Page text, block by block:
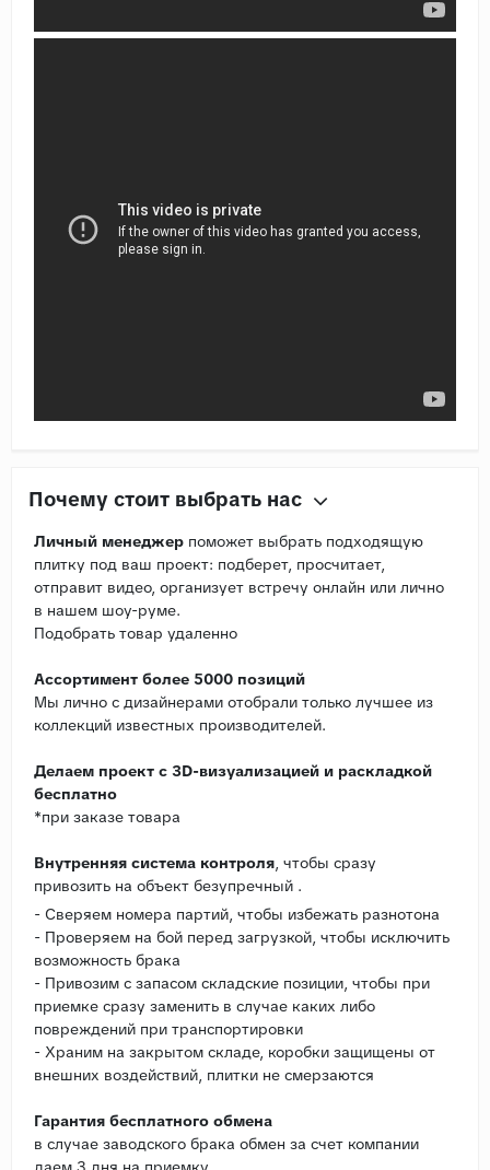
Почему стоит выбрать нас
Личный менеджер поможет выбрать подходящую
плитку под ваш проект: подберет, просчитает,
отправит видео, организует встречу онлайн или лично
в нашем шоу-руме.
Подобрать товар удаленно
Ассортимент более 5000 позиций
Мы лично с дизайнерами отобрали только лучшее из
коллекций известных производителей.
Делаем проект с 3D-визуализацией и раскладкой
бесплатно
*при заказе товара
Внутренняя система контроля, чтобы сразу
привозить на объект безупречный .
- Сверяем номера партий, чтобы избежать разнотона
- Проверяем на бой перед загрузкой, чтобы исключить
возможность брака
- Привозим с запасом складские позиции, чтобы при
приемке сразу заменить в случае каких либо
повреждений при транспортировки
- Храним на закрытом складе, коробки защищены от
внешних воздействий, плитки не смерзаются
Гарантия бесплатного обмена
в случае заводского брака обмен за счет компании